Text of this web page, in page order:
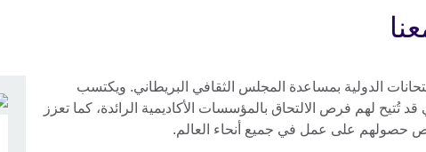
الدولية بمساعدة المجلس الثقافي البريطاني. ويكتسب
قد تُتيح لهم فرص الالتحاق بالمؤسسات الأكاديمية الرائدة، كما تعزز
فرص حصولهم على عمل في جميع أنحاء العالم.